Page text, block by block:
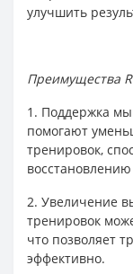
улучшить
Преимущества
1. Поддержка
помогают
тренировок,
2. Увеличение
тренировок
что позволяет
эффективно.